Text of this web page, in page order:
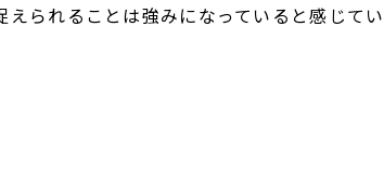
えられることは強みになっていると感じてい